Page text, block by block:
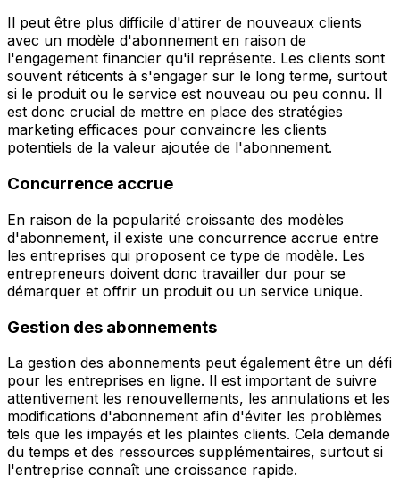
Il peut être plus difficile d'attirer de nouveaux clients
avec un modèle d'abonnement en raison de
l'engagement financier qu'il représente. Les clients sont
souvent réticents à s'engager sur le long terme, surtout
si le produit ou le service est nouveau ou peu connu. Il
est donc crucial de mettre en place des stratégies
marketing efficaces pour convaincre les clients
potentiels de la valeur ajoutée de l'abonnement.
Concurrence accrue
En raison de la popularité croissante des modèles
d'abonnement, il existe une concurrence accrue entre
les entreprises qui proposent ce type de modèle. Les
entrepreneurs doivent donc travailler dur pour se
démarquer et offrir un produit ou un service unique.
Gestion des abonnements
La gestion des abonnements peut également être un défi
pour les entreprises en ligne. Il est important de suivre
attentivement les renouvellements, les annulations et les
modifications d'abonnement afin d'éviter les problèmes
tels que les impayés et les plaintes clients. Cela demande
du temps et des ressources supplémentaires, surtout si
l'entreprise connaît une croissance rapide.